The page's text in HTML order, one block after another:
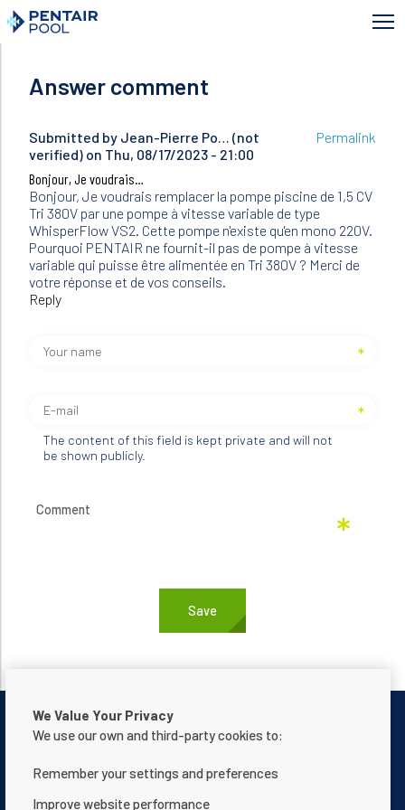
Skip
to
main
Answer comment
Submitted by Jean-Pierre Po… (not
verified) on Thu, 08/17/2023 - 21:00
Permalink
Bonjour, Je voudrais…
Bonjour, Je voudrais remplacer la pompe piscine de 1,5 CV
Tri 380V par une pompe à vitesse variable de type
WhisperFlow VS2. Cette pompe n'existe qu'en mono 220V.
Pourquoi PENTAIR ne fournit-il pas de pompe à vitesse
variable qui puisse être alimentée en Tri 380V ? Merci de
votre réponse et de vos conseils.
Reply
The content of this field is kept private and will not
be shown publicly.
Neem contact met ons op Privacyverklaring
We Value Your Privacy
We use our own and third-party cookies to:
Remember your settings and preferences
Improve website performance